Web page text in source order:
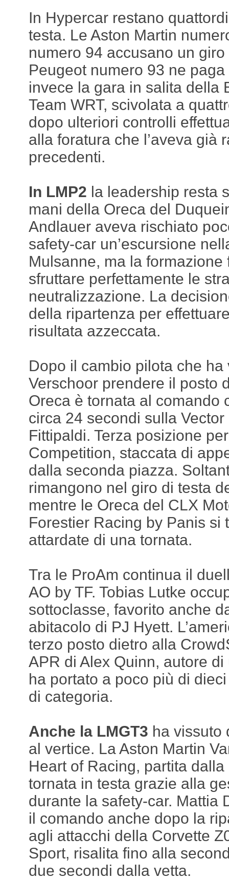
In Hypercar restano
testa. Le Aston Martin
numero 94 accusano un
Peugeot numero 93 ne
invece la gara in salita della
Team WRT, scivolata a
dopo ulteriori controlli
alla foratura che l’aveva già
precedenti.
In LMP2 la leadership resta
mani della Oreca del
Andlauer aveva rischiato
safety-car un’escursione
Mulsanne, ma la
sfruttare perfettamente le
neutralizzazione. La
della ripartenza per
risultata azzeccata.
Dopo il cambio pilota che ha
Verschoor prendere il posto
Oreca è tornata al comando
circa 24 secondi sulla
Fittipaldi. Terza posizione
Competition, staccata di
dalla seconda piazza.
rimangono nel giro di testa
mentre le Oreca del CLX
Forestier Racing by Panis si
attardate di una tornata.
Tra le ProAm continua il
AO by TF. Tobias Lutke
sottoclasse, favorito anche
abitacolo di PJ Hyett.
terzo posto dietro alla
APR di Alex Quinn, autore
ha portato a poco più di
di categoria.
Anche la LMGT3 ha vissuto
al vertice. La Aston Martin
Heart of Racing, partita
tornata in testa grazie alla
durante la safety-car. Mattia
il comando anche dopo la
agli attacchi della Corvette
Sport, risalita fino alla
due secondi dalla vetta.